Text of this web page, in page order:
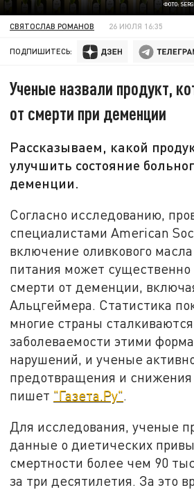
ФОТО:
СВЯТОСЛАВ РОМАНОВ 26 ИЮЛЯ 16:35
ПОДПИШИТЕСЬ:
Ученые назвали продукт,
от смерти при деменции
Рассказываем, какой
улучшить состояние
деменции.
Согласно исследованию,
специалистами American
включение оливкового
питания может существенно
смерти от деменции,
Альцгеймера. Статистика
многие страны
заболеваемости этими
нарушений, и ученые
предотвращения и снижения
пишет "Газета.Ру".
Для исследования, ученые
данные о диетических
смертности более чем 90
за три десятилетия. За это